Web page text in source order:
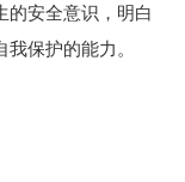
安全意识，明白
保护的能力。